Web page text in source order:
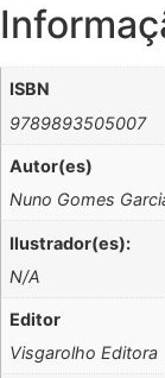
ISBN
9789893505007
Autor(es)
Nuno Gomes
Ilustrador(es):
N/A
Editor
Visgarolho Editora